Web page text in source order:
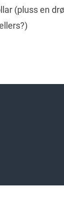
(pluss en